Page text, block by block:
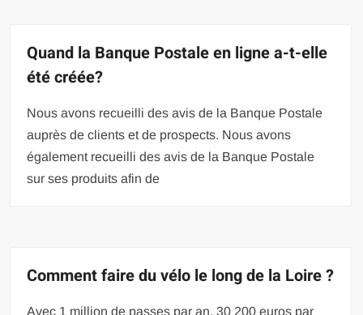
Quand la Banque Postale en ligne a-t-elle
été créée?
Nous avons recueilli des avis de la Banque Postale
auprès de clients et de prospects. Nous avons
également recueilli des avis de la Banque Postale
sur ses produits afin de
Comment faire du vélo le long de la Loire ?
Avec 1 million de passes par an, 30 200 euros par